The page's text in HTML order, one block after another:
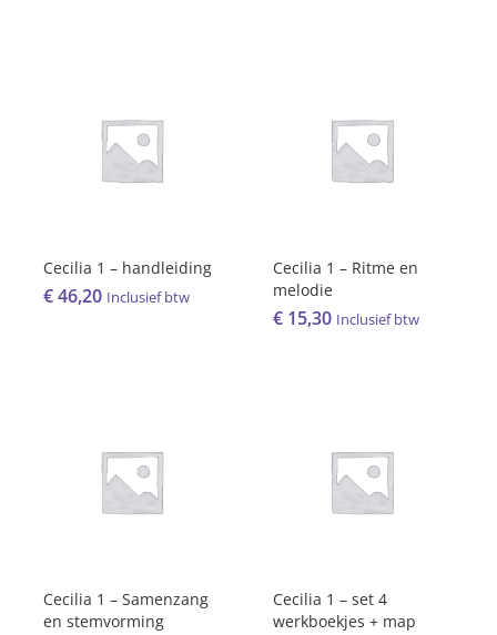
Cecilia 1 – handleiding
€46,20 Inclusief btw
Cecilia 1 – Ritme en
melodie
€ 15,30 Inclusief btw
Cecilia 1 – Samenzang
en stemvorming
Cecilia 1 – set 4
werkboekjes + map